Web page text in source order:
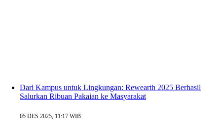
Dari Kampus untuk Lingkungan: Rewearth 2025 Berhasil
Salurkan Ribuan Pakaian ke Masyarakat
05 DES 2025, 11:17 WIB